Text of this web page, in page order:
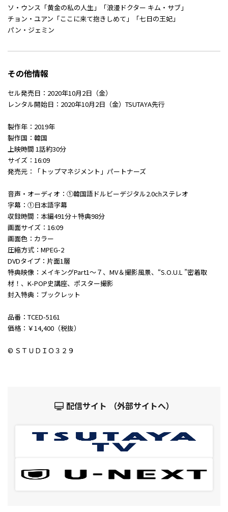
ソ・ウンス「黄金の私の人生」「浪漫ドクター キム・サブ」
チョン・ユアン「ここに来て抱きしめて」「七日の王妃」
パン・ジェミン
その他情報
セル発売日：2020年10月2日（金）
レンタル開始日：2020年10月2日（金）TSUTAYA先行
製作年：2019年
製作国：韓国
上映時間 1話約30分
サイズ：16:09
発売元：「トップマネジメント」パートナーズ
音声・オーディオ：①韓国語ドルビーデジタル2.0chステレオ
字幕：①日本語字幕
収録時間：本編491分＋特典98分
画面サイズ：16:09
画面色：カラー
圧縮方式：MPEG-2
DVDタイプ：片面1層
特典映像：メイキングPart1～７、MV＆撮影風景、“S.O.U.L ”密着取
材！、K-POP史講座、ポスター撮影
封入特典：ブックレット
品番：TCED-5161
価格：￥14,400（税抜）
© ＳＴＵＤＩＯ３２９
配信サイト （外部サイトへ）